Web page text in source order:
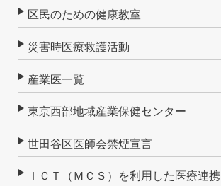
区民のための健康教室
災害時医療救護活動
産業医一覧
東京西部地域産業保健センター
世田谷区医師会禁煙宣言
ＩＣＴ（ＭＣＳ）を利用した医療連携